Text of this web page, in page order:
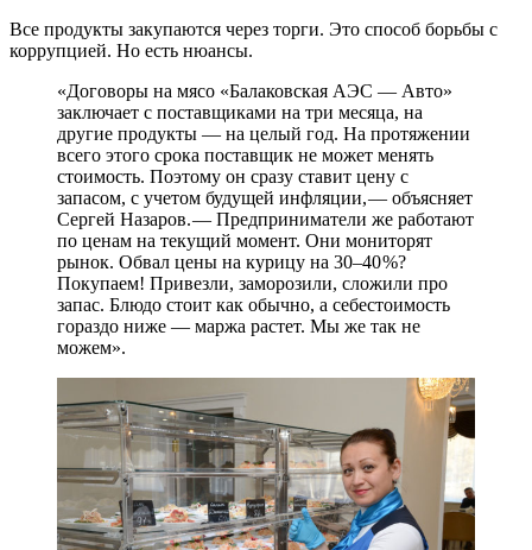
Все продукты закупаются через торги. Это способ борьбы с
коррупцией. Но есть нюансы.
«Договоры на мясо «Балаковская АЭС — ​Авто»
заключает с поставщиками на три месяца, на
другие продукты — ​на целый год. На протяжении
всего этого срока поставщик не может менять
стоимость. Поэтому он сразу ставит цену с
запасом, с учетом будущей инфляции, — ​объясняет
Сергей Назаров. — ​Предприниматели же работают
по ценам на текущий момент. Они мониторят
рынок. Обвал цены на курицу на 30–40 %?
Покупаем! Привезли, заморозили, сложили про
запас. Блюдо стоит как обычно, а себестоимость
гораздо ниже — ​маржа растет. Мы же так не
можем».